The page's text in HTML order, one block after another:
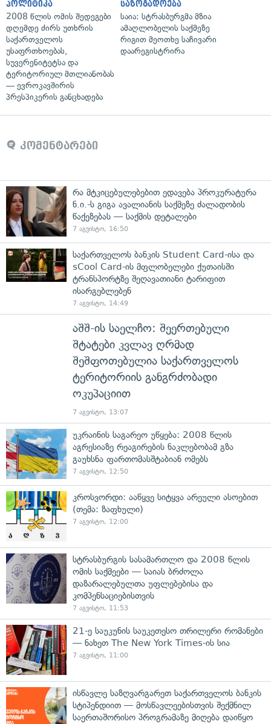
პოლიტიკა
2008 წლის ომის შედეგები
დღემდე ძირს უთხრის
საქართველოს
უსაფრთხოებას,
სუვერენიტეტსა და
ტერიტორიულ მთლიანობას
— ევროკავშირის
პრესპიკერის განცხადება
საზოგადოება
საია: სტრასბურგმა მზია
ამაღლობელის საქმეზე
რიგით მეოთხე საჩივარი
დაარეგისტრირა
კომენტარები
რა მტკიცებულებებით ედავება პროკურატურა
ნ.ი.-ს გიგა ავალიანის საქმეზე ძალადობის
წაქეზებას — საქმის დეტალები
7 აგვისტო, 16:50
საქართველოს ბანკის Student Card-ისა და
sCool Card-ის მფლობელები ქუთაისში
ტრანსპორტზე შეღავათიანი ტარიფით
ისარგებლებენ
7 აგვისტო, 14:49
აშშ-ის საელჩო: შეერთებული
შტატები კვლავ ღრმად
შეშფოთებულია საქართველოს
ტერიტორიის განგრძობადი
ოკუპაციით
7 აგვისტო, 13:07
უკრაინის საგარეო უწყება: 2008 წლის
აგრესიაზე რეაგირების ნაკლებობამ გზა
გაუხსნა ფართომასშტაბიან ომებს
7 აგვისტო, 12:50
კროსვორდი: ააწყვე სიტყვა არეული ასოებით
(თემა: ზაფხული)
7 აგვისტო, 12:00
სტრასბურგის სასამართლო და 2008 წლის
ომის საქმეები — საიას ბრძოლა
დაზარალებულთა უფლებებისა და
კომპენსაციებისთვის
7 აგვისტო, 11:53
21-ე საუკუნის საუკეთესო თრილერი რომანები
— ნახეთ The New York Times-ის სია
7 აგვისტო, 11:00
ისწავლე საზღვარგარეთ საქართველოს ბანკის
სტიპენდიით — მოსწავლეებისთვის შექმნილ
საერთაშორისო პროგრამაზე მიღება დაიწყო